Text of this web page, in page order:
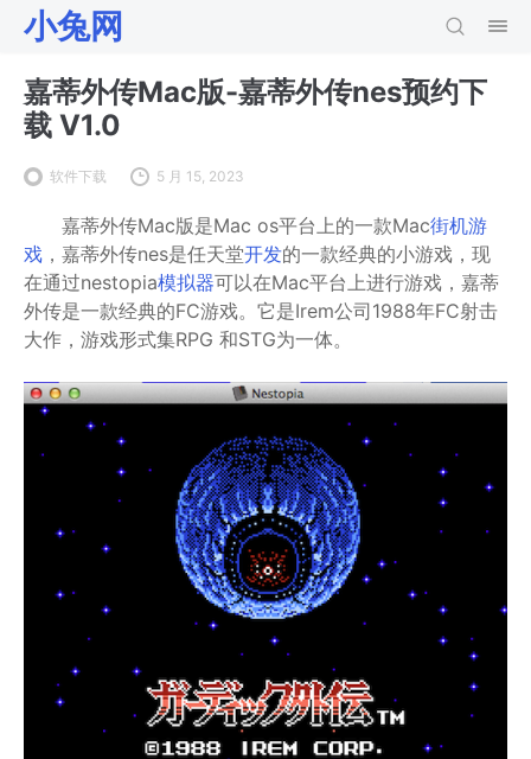
小兔网
嘉蒂外传Mac版-嘉蒂外传nes预约下
载 V1.0
软件下载 5 月 15, 2023
嘉蒂外传Mac版是Mac os平台上的一款Mac街机游
戏 ，嘉蒂外传nes是任天堂开发的一款经典的小游戏，现
在通过nestopia模拟器可以在Mac平台上进行游戏，嘉蒂
外传是一款经典的FC游戏。它是Irem公司1988年FC射击
大作，游戏形式集RPG 和STG为一体。